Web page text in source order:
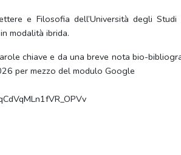
e Filosofia dell’Università degli
modalità ibrida.
chiave e da una breve nota bio-
per mezzo del modulo Google